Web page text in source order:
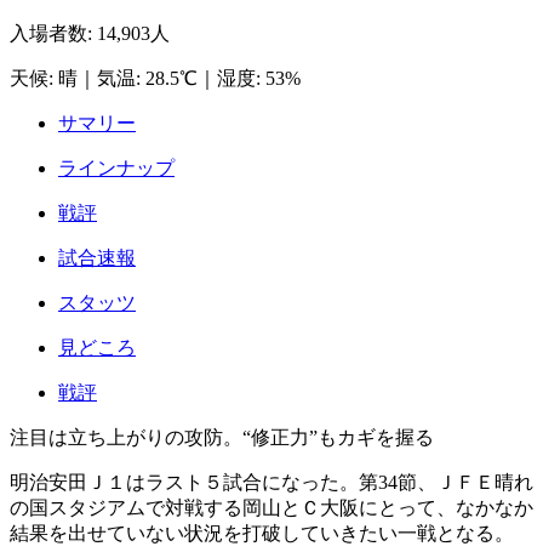
入場者数: 14,903人
天候: 晴 気温: 28.5℃ 湿度: 53%
サマリー
ラインナップ
戦評
試合速報
スタッツ
見どころ
戦評
注目は立ち上がりの攻防。“修正力”もカギを握る
明治安田Ｊ１はラスト５試合になった。第34節、ＪＦＥ晴れ
の国スタジアムで対戦する岡山とＣ大阪にとって、なかなか
結果を出せていない状況を打破していきたい一戦となる。